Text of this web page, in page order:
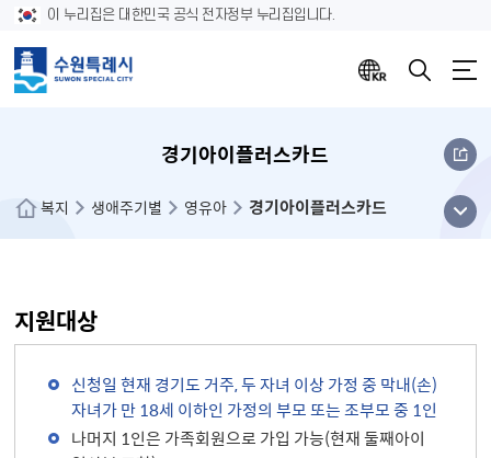
이 누리집은 대한민국 공식 전자정부 누리집입니다.
경기아이플러스카드
복지 생애주기별 영유아 경기아이플러스카드
메뉴
열기
지원대상
신청일 현재 경기도 거주, 두 자녀 이상 가정 중 막내(손)
자녀가 만 18세 이하인 가정의 부모 또는 조부모 중 1인
나머지 1인은 가족회원으로 가입 가능(현재 둘째아이